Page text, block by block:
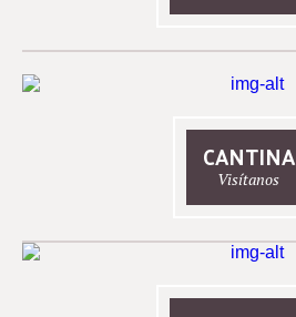
CANTINA
Visítanos